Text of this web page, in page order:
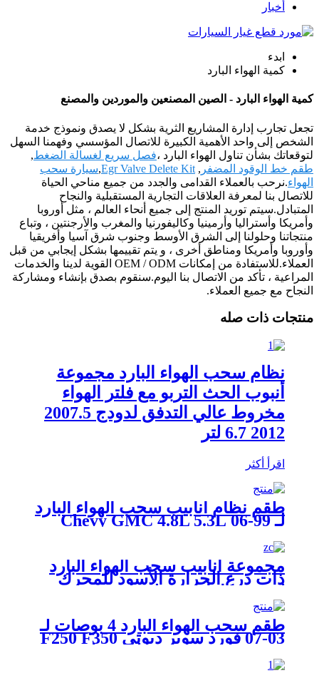
أخبار
ابدء
كمية الهواء البارد
كمية الهواء البارد - الصين المصنعين والموردين والمصنع
تجعل تجارب إدارة المشاريع الثرية بشكل لا يصدق ونموذج خدمة
الشخص إلى واحد الأهمية الكبيرة للاتصال المؤسسي وفهمنا السهل
لتوقعاتك بشأن تناول الهواء البارد ،فصل سريع لغسالة الضغط,
طقم خط الوقود المضفر ,
Egr Valve Delete Kit
,سيارة سحب
الهواء.نرحب بالعملاء القدامى والجدد من جميع مناحي الحياة
للاتصال بنا لمعرفة العلاقات التجارية المستقبلية والنجاح
المتبادل.سيتم توريد المنتج إلى جميع أنحاء العالم ، مثل أوروبا
وأمريكا وأستراليا وأرمينيا وكاليفورنيا والمغرب والأرجنتين ، وتباع
منتجاتنا وحلولنا إلى الشرق الأوسط وجنوب شرق آسيا وأفريقيا
وأوروبا وأمريكا ومناطق أخرى ، و يتم تقييمها بشكل إيجابي من قبل
العملاء.للاستفادة من إمكانات OEM / ODM القوية لدينا والخدمات
المراعية ، تأكد من الاتصال بنا اليوم.سنقوم بصدق بإنشاء ومشاركة
النجاح مع جميع العملاء.
منتجات ذات صله
نظام سحب الهواء البارد مجموعة
أنبوب الحث التربو مع فلتر الهواء
مخروط عالي التدفق لدودج 2007.5
2012 6.7 لتر
اقرأ أكثر
طقم نظام أنابيب سحب الهواء البارد
لـ 99-06 Chevy GMC 4.8L 5.3L
مجموعة أنابيب سحب الهواء البارد
ذات درع الحرارة الأسود للمحرك
لشيفي كامارو 6.2 لتر V8 10-15
طقم سحب الهواء البارد 4 بوصات لـ
03-07 فورد سوبر ديوتي F250 F350
F450 F550 نزهة 6.0 لتر ديزل